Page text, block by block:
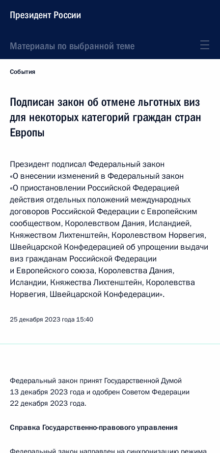
Президент России
Материалы по выбранной теме
События
Подписан закон об отмене льготных виз
для некоторых категорий граждан стран
Европы
Президент подписал Федеральный закон
«О внесении изменений в Федеральный закон
«О приостановлении Российской Федерацией
действия отдельных положений международных
договоров Российской Федерации с Европейским
сообществом, Королевством Дания, Исландией,
Княжеством Лихтенштейн, Королевством Норвегия,
Швейцарской Конфедерацией об упрощении выдачи
виз гражданам Российской Федерации
и Европейского союза, Королевства Дания,
Исландии, Княжества Лихтенштейн, Королевства
Норвегия, Швейцарской Конфедерации».
25 декабря 2023 года 15:40
Федеральный закон принят Государственной Думой
13 декабря 2023 года и одобрен Советом Федерации
22 декабря 2023 года.
Справка Государственно-правового управления